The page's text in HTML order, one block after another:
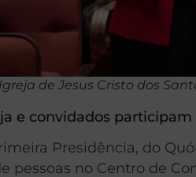
de Jesus Cristo dos
e convidados participam
Presidência, do
pessoas no Centro de